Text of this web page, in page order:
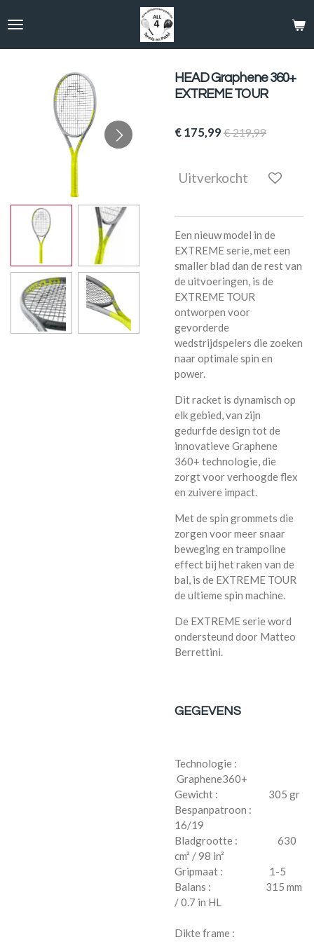
direct
hoofdinhoud
HEAD Graphene 360+
EXTREME TOUR
€ 175,99 € 219,99
Uitverkocht
Een nieuw model in de
EXTREME serie, met een
smaller blad dan de rest van
de uitvoeringen, is de
EXTREME TOUR
ontworpen voor
gevorderde
wedstrijdspelers die zoeken
naar optimale spin en
power.
Dit racket is dynamisch op
elk gebied, van zijn
gedurfde design tot de
innovatieve Graphene
360+ technologie, die
zorgt voor verhoogde flex
en zuivere impact.
Met de spin grommets die
zorgen voor meer snaar
beweging en trampoline
effect bij het raken van de
bal, is de EXTREME TOUR
de ultieme spin machine.
De EXTREME serie word
ondersteund door Matteo
Berrettini.
GEGEVENS
Technologie :
Graphene360+
Gewicht : 305 gr
Bespanpatroon :
16/19
Bladgrootte : 630
cm² / 98 in²
Gripmaat : 1-5
Balans : 315 mm
/ 0.7 in HL
Dikte frame :